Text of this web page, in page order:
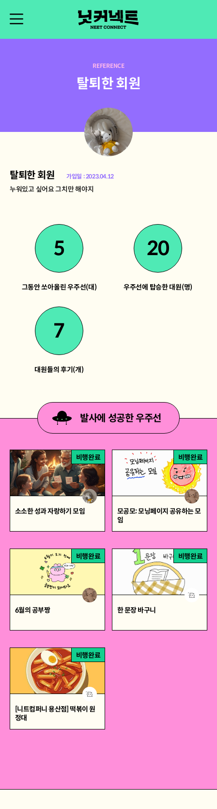
REFERENCE
탈퇴한 회원
탈퇴한 회원 가입일 : 2023.04.12
누워있고 싶어요 그치만 해야지
5
그동안 쏘아올린 우주선(대)
20
우주선에 탑승한 대원(명)
7
대원들의 후기(개)
발사에 성공한 우주선
비행완료
소소한 성과 자랑하기 모임
비행완료
모공모: 모닝페이지 공유하는 모
임
비행완료
6월의 공부짱
비행완료
한 문장 바구니
비행완료
[니트컴퍼니 용산점] 떡볶이 원
정대